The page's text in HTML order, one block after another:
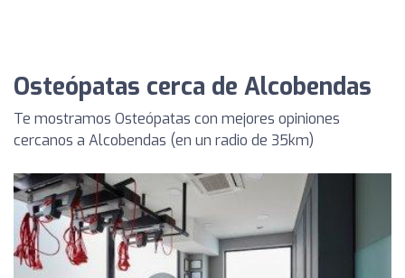
Osteópatas cerca de Alcobendas
Te mostramos Osteópatas con mejores opiniones
cercanos a Alcobendas (en un radio de 35km)